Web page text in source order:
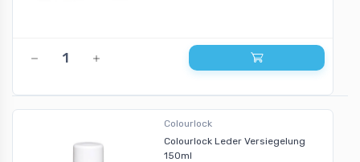
Colourlock
Colourlock Leder Versiegelung
150ml